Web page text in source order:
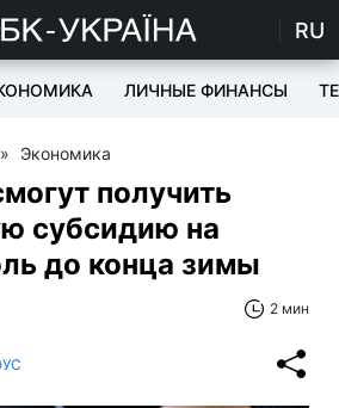
RU
ЛИЧНЫЕ ФИНАНСЫ
» Экономика
получить
субсидию на
до конца зимы
2 мин